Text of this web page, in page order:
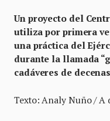
Un proyecto del
utiliza por primera
una práctica del
durante la llamada
cadáveres de
Texto: Analy Nuño / A